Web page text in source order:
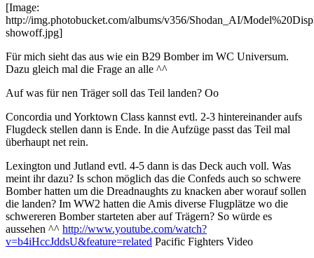
[Image:
http://img.photobucket.com/albums/v356/Shodan_AI/
showoff.jpg]
Für mich sieht das aus wie ein B29 Bomber im WC Universum.
Dazu gleich mal die Frage an alle ^^
Auf was für nen Träger soll das Teil landen? Oo
Concordia und Yorktown Class kannst evtl. 2-3 hintereinander aufs
Flugdeck stellen dann is Ende. In die Aufzüge passt das Teil mal
überhaupt net rein.
Lexington und Jutland evtl. 4-5 dann is das Deck auch voll. Was
meint ihr dazu? Is schon möglich das die Confeds auch so schwere
Bomber hatten um die Dreadnaughts zu knacken aber worauf sollen
die landen? Im WW2 hatten die Amis diverse Flugplätze wo die
schwereren Bomber starteten aber auf Trägern? So würde es
aussehen ^^ http://www.youtube.com/watch?
v=b4iHccJddsU&feature=related Pacific Fighters Video